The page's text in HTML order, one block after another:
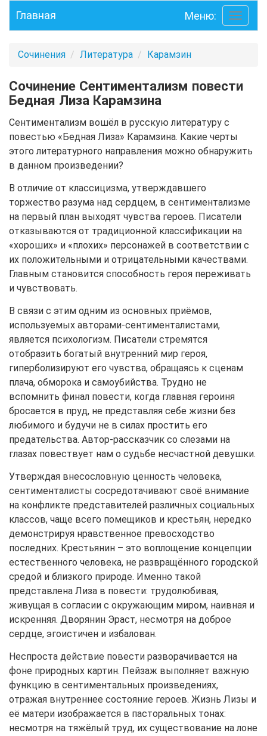
Toggle
Главная Меню:
Сочинения Литература Карамзин
Сочинение Сентиментализм повести
Бедная Лиза Карамзина
Сентиментализм вошёл в русскую литературу с
повестью «Бедная Лиза» Карамзина. Какие черты
этого литературного направления можно обнаружить
в данном произведении?
В отличие от классицизма, утверждавшего
торжество разума над сердцем, в сентиментализме
на первый план выходят чувства героев. Писатели
отказываются от традиционной классификации на
«хороших» и «плохих» персонажей в соответствии с
их положительными и отрицательными качествами.
Главным становится способность героя переживать
и чувствовать.
В связи с этим одним из основных приёмов,
используемых авторами-сентименталистами,
является психологизм. Писатели стремятся
отобразить богатый внутренний мир героя,
гиперболизируют его чувства, обращаясь к сценам
плача, обморока и самоубийства. Трудно не
вспомнить финал повести, когда главная героиня
бросается в пруд, не представляя себе жизни без
любимого и будучи не в силах простить его
предательства. Автор-рассказчик со слезами на
глазах повествует нам о судьбе несчастной девушки.
Утверждая внесословную ценность человека,
сентименталисты сосредотачивают своё внимание
на конфликте представителей различных социальных
классов, чаще всего помещиков и крестьян, нередко
демонстрируя нравственное превосходство
последних. Крестьянин – это воплощение концепции
естественного человека, не развращённого городской
средой и близкого природе. Именно такой
представлена Лиза в повести: трудолюбивая,
живущая в согласии с окружающим миром, наивная и
искренняя. Дворянин Эраст, несмотря на доброе
сердце, эгоистичен и избалован.
Неспроста действие повести разворачивается на
фоне природных картин. Пейзаж выполняет важную
функцию в сентиментальных произведениях,
отражая внутреннее состояние героев. Жизнь Лизы и
её матери изображается в пасторальных тонах:
несмотря на тяжёлый труд, их существование на лоне